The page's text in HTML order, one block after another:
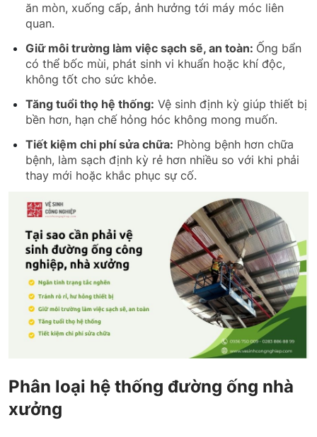
ăn mòn, xuống cấp, ảnh hưởng tới máy móc liên
quan.
Giữ môi trường làm việc sạch sẽ, an toàn: Ống bẩn
có thể bốc mùi, phát sinh vi khuẩn hoặc khí độc,
không tốt cho sức khỏe.
Tăng tuổi thọ hệ thống: Vệ sinh định kỳ giúp thiết bị
bền hơn, hạn chế hỏng hóc không mong muốn.
Tiết kiệm chi phí sửa chữa: Phòng bệnh hơn chữa
bệnh, làm sạch định kỳ rẻ hơn nhiều so với khi phải
thay mới hoặc khắc phục sự cố.
Phân loại hệ thống đường ống nhà
xưởng